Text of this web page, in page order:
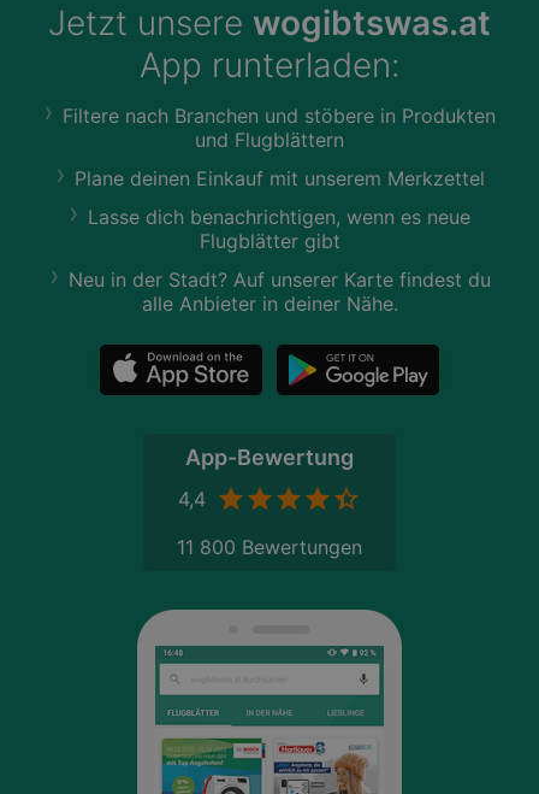
Jetzt unsere wogibtswas.at
App runterladen:
Filtere nach Branchen und stöbere in Produkten
und Flugblättern
Plane deinen Einkauf mit unserem Merkzettel
Lasse dich benachrichtigen, wenn es neue
Flugblätter gibt
Neu in der Stadt? Auf unserer Karte findest du
alle Anbieter in deiner Nähe.
App-Bewertung
4,4
11 800 Bewertungen